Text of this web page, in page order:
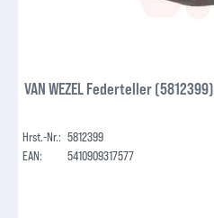
VAN WEZEL Federteller (5812399)
Hrst.-Nr.: 5812399
EAN:
5410909317577